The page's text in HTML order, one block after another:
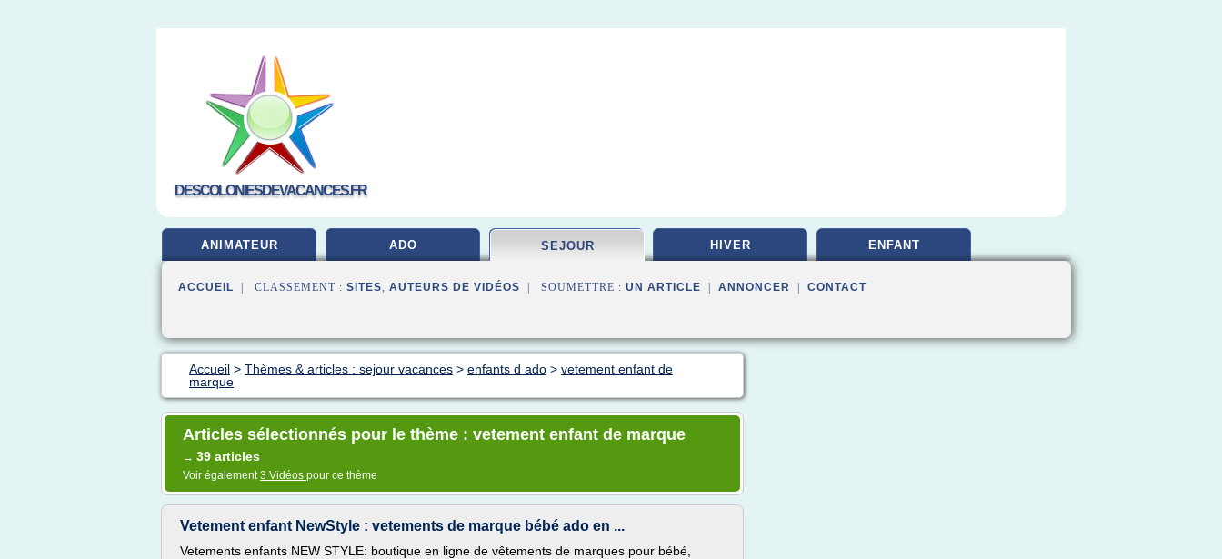
DESCOLONIESDEVACANCES.FR
ANIMATEUR ADO SEJOUR HIVER ENFANT
ACCUEIL | CLASSEMENT : SITES, AUTEURS DE VIDÉOS | SOUMETTRE : UN ARTICLE ANNONCER CONTACT
Accueil > Thèmes & articles : sejour vacances > enfants d ado > vetement enfant de
marque
Articles sélectionnés pour le thème : vetement enfant de marque
→ 39 articles
Voir également3 Vidéos pour ce thème
Vetement enfant NewStyle : vetements de marque bébé ado en ...
Vetements enfants NEW STYLE: boutique en ligne de vêtements de marques pour bébé,